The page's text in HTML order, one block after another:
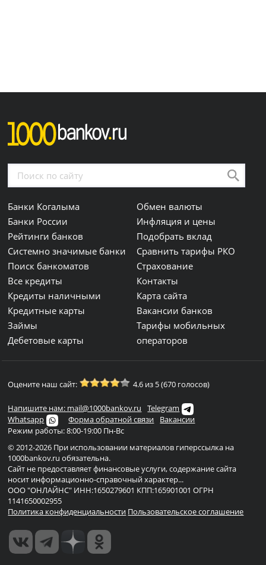
Банки Когалыма
Банки России
Рейтинги банков
Системно значимые банки
Поиск банкоматов
Все кредиты
Кредиты наличными
Кредитные карты
Займы
Дебетовые карты
Обмен валюты
Инфляция и цены
Подобрать вклад
Сравнить тарифы РКО
Страхование
Контакты
Карта сайта
Вакансии банков
Тарифы мобильных
операторов
Оцените наш сайт: 4.6 из 5 (670 голосов)
Напишите нам: mail@1000bankov.ru
Telegram
Whatsapp
Форма обратной связи
Вакансии
Режим работы: 8:00-19:00 Пн-Вс
© 2012-2026 При использовании материалов гиперссылка на
1000bankov.ru обязательна.
Сайт не предоставляет финансовые услуги, содержание сайта
носит информационно-справочный характер...
ООО "ОНЛАЙНС" ИНН:1650279601 КПП:165901001 ОГРН
1141650002955
Политика конфиденциальности Пользовательское соглашение